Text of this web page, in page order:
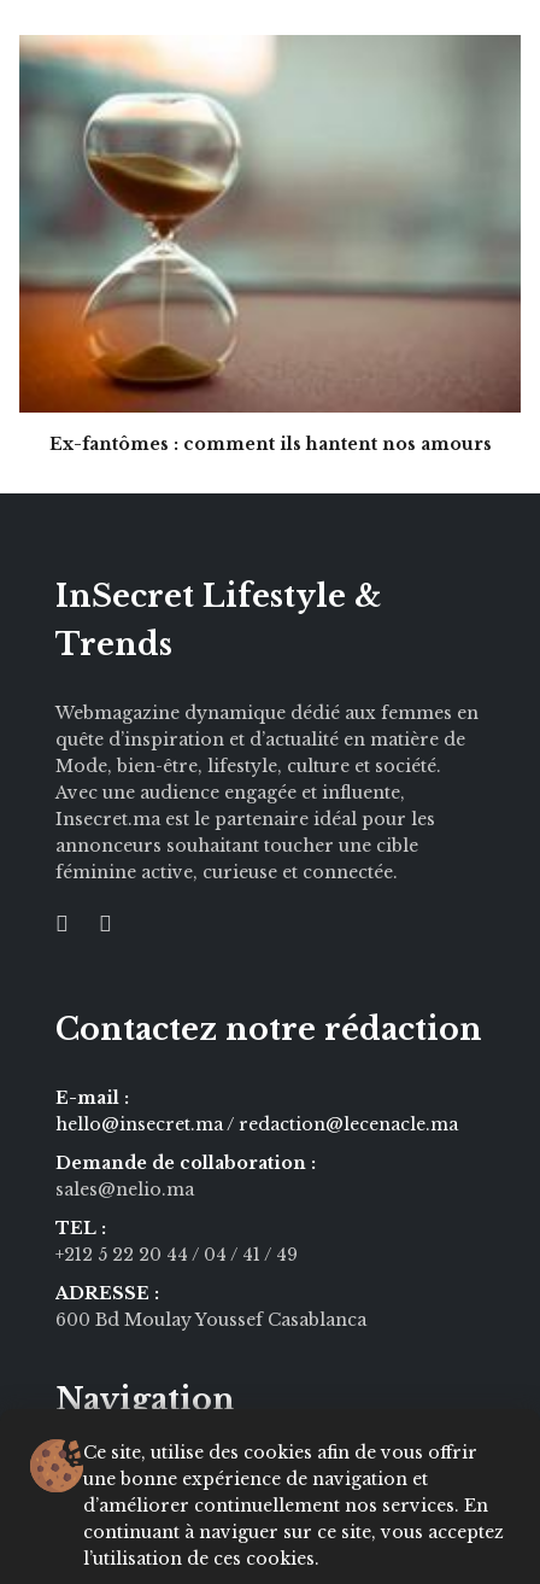
Ex-fantômes : comment ils hantent nos amours
Ce site, utilise des cookies afin de vous offrir
une bonne expérience de navigation et
d’améliorer continuellement nos services. En
continuant à naviguer sur ce site, vous acceptez
l’utilisation de ces cookies.
InSecret Lifestyle &
Trends
Webmagazine dynamique dédié aux femmes en
quête d’inspiration et d’actualité en matière de
Mode, bien-être, lifestyle, culture et société.
Avec une audience engagée et influente,
Insecret.ma est le partenaire idéal pour les
annonceurs souhaitant toucher une cible
féminine active, curieuse et connectée.
Contactez notre rédaction
E-mail :
hello@insecret.ma / redaction@lecenacle.ma
Demande de collaboration :
sales@nelio.ma
TEL :
+212 5 22 20 44 / 04 / 41 / 49
ADRESSE :
600 Bd Moulay Youssef Casablanca
Navigation
MODE
BEAUTÉ
SOCIÉTÉ
CULTURE
VIE PRIVÉE
LIFESTYLE